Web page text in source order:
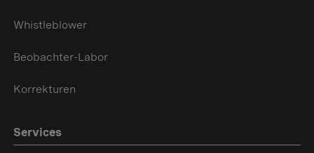
Whistleblower
Beobachter-Labor
Korrekturen
Services